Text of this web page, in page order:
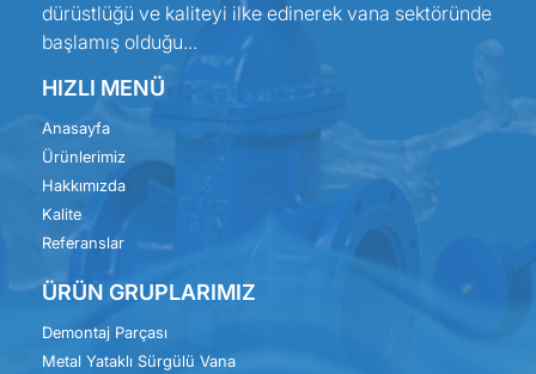
dürüstlüğü ve kaliteyi ilke edinerek vana sektöründe
başlamış olduğu...
HIZLI MENÜ
Anasayfa
Ürünlerimiz
Hakkımızda
Kalite
Referanslar
ÜRÜN GRUPLARIMIZ
Demontaj Parçası
Metal Yataklı Sürgülü Vana